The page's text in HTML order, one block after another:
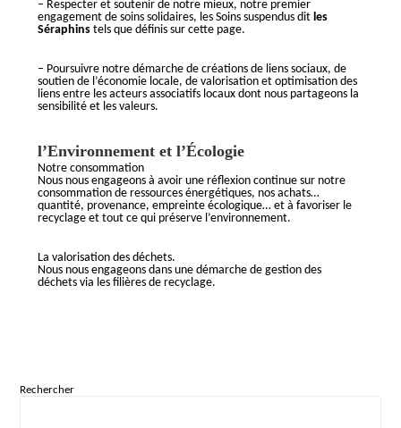
– Respecter et soutenir de notre mieux, notre premier
engagement de soins solidaires, les Soins suspendus dit les
Séraphins tels que définis sur cette page.
– Poursuivre notre démarche de créations de liens sociaux, de
soutien de l’économie locale, de valorisation et optimisation des
liens entre les acteurs associatifs locaux dont nous partageons la
sensibilité et les valeurs.
l’Environnement et l’Écologie
Notre consommation
Nous nous engageons à avoir une réflexion continue sur notre
consommation de ressources énergétiques, nos achats…
quantité, provenance, empreinte écologique… et à favoriser le
recyclage et tout ce qui préserve l’environnement.
La valorisation des déchets.
Nous nous engageons dans une démarche de gestion des
déchets via les filières de recyclage.
Rechercher